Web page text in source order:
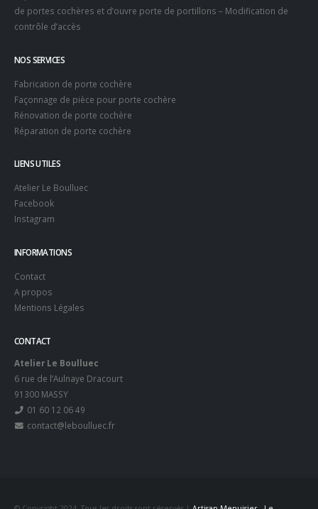
de portes cochères et d’ouvre porte de portillons – Modification de
contrôle d’accès
NOS SERVICES
Fabrication de porte cochère
Façonnage de pièce pour porte cochère
Rénovation de porte cochère
Réparation de porte cochère
LIENS UTILES
Atelier Le Boulluec
Facebook
Instagram
INFORMATIONS
Contact
A propos
Mentions Légales
CONTACT
Atelier Le Boulluec
6 rue de l’Aulnaye Dracourt
91300 MASSY
01 60 12 06 49
contact@leboulluec.fr